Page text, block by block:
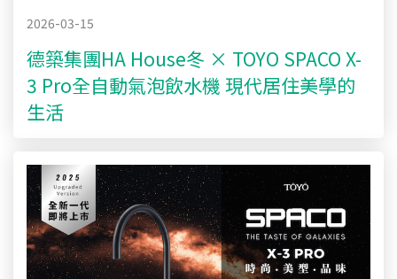
2026-03-15
德築集團HA House冬 × TOYO SPACO X-
3 Pro全自動氣泡飲水機 現代居住美學的
生活